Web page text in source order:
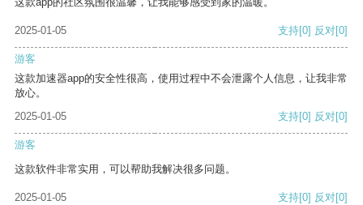
2025-01-05 支持[0] 反对[0]
游客
这款加速器app的安全性很高，使用过程中不会泄露个人信息，让我非常
放心。
2025-01-05
支持[0] 反对[0]
游客
这款软件非常实用，可以帮助我解决很多问题。
2025-01-05 支持[0] 反对[0]